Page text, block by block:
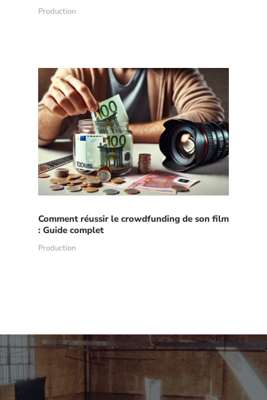
Production
Comment réussir le crowdfunding de son film
: Guide complet
Production